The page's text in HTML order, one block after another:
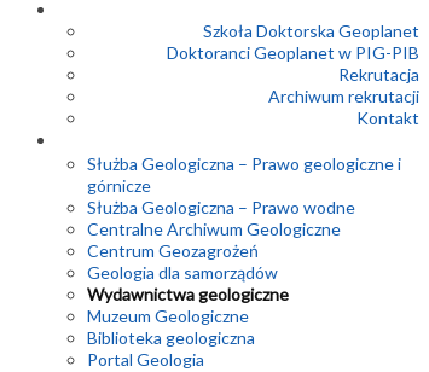
Szkoła Doktorska Geoplanet
Doktoranci Geoplanet w PIG-PIB
Rekrutacja
Archiwum rekrutacji
Kontakt
Służba Geologiczna – Prawo geologiczne i
górnicze
Służba Geologiczna – Prawo wodne
Centralne Archiwum Geologiczne
Centrum Geozagrożeń
Geologia dla samorządów
Wydawnictwa geologiczne
Muzeum Geologiczne
Biblioteka geologiczna
Portal Geologia